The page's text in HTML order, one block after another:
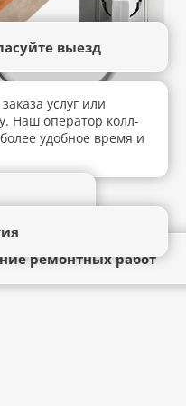
выезд
услуг или
Наш оператор колл-
удобное время и
ремонтных работ